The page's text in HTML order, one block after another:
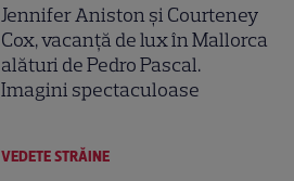
Jennifer Aniston și Courteney
Cox, vacanță de lux în Mallorca
alături de Pedro Pascal.
Imagini spectaculoase
VEDETE STRĂINE